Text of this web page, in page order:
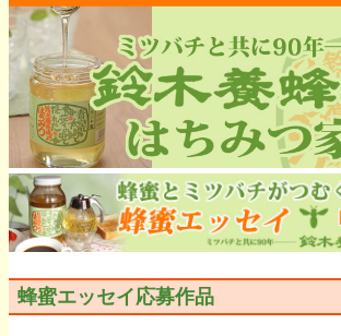
蜂蜜エッセイ応募作品